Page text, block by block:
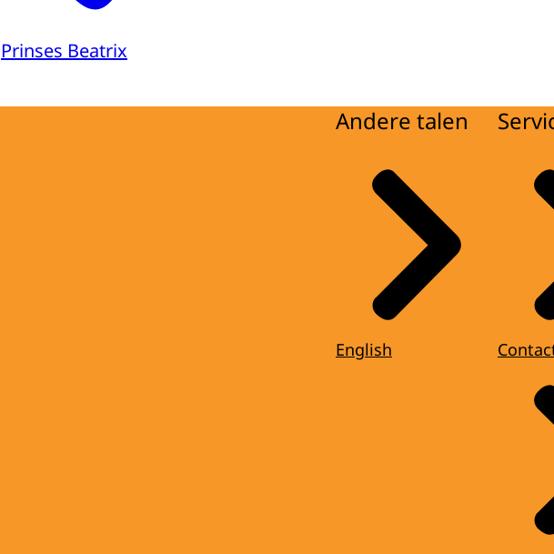
Prinses Beatrix
Andere talen
English